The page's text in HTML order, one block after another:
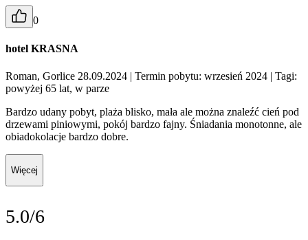
0
hotel KRASNA
Roman, Gorlice 28.09.2024 | Termin pobytu: wrzesień 2024 | Tagi:
powyżej 65 lat, w parze
Bardzo udany pobyt, plaża blisko, mała ale można znaleźć cień pod
drzewami piniowymi, pokój bardzo fajny. Śniadania monotonne, ale
obiadokolacje bardzo dobre.
Więcej
5.0/6